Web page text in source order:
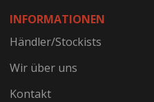
INFORMATIONEN
Händler/Stockists
Wir über uns
Kontakt